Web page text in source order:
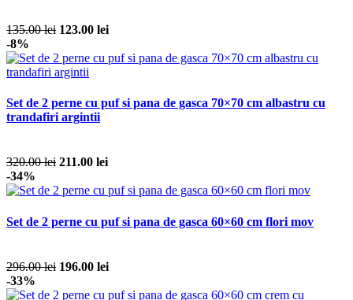
135.00 lei 123.00 lei
-8%
Set de 2 perne cu puf si pana de gasca 70×70 cm albastru cu
trandafiri argintii
320.00 lei 211.00 lei
-34%
Set de 2 perne cu puf si pana de gasca 60×60 cm flori mov
296.00 lei 196.00 lei
-33%